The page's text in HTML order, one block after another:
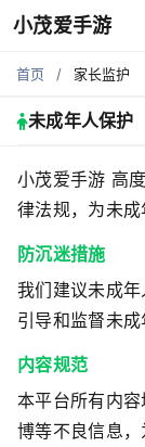
小茂爱手游
未成年
首页 / 家长监护
未成年人保护
小茂爱手游 高
律法规，为未成
防沉迷措施
我们建议未成
引导和监督未成
内容规范
本平台所有内
博等不良信息，